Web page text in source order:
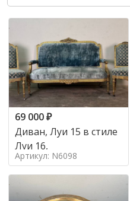
69 000₽
Диван, Луи 15 в стиле
Луи 16,
Артикул: N6098